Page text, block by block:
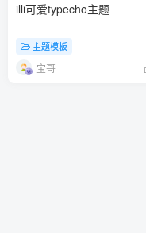
illi可爱typecho主题
主题模板
宝哥